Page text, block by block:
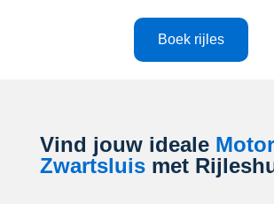
Boek rijles
Vind jouw ideale
Zwartsluismet